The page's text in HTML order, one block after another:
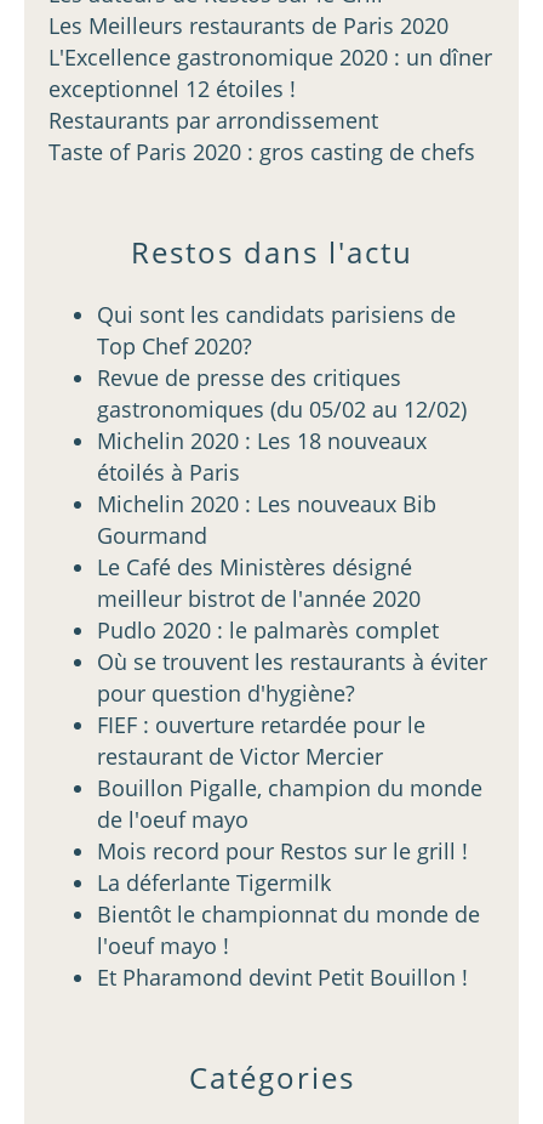
Catégories
Les Meilleurs restaurants de Paris 2020
L'Excellence gastronomique 2020 : un dîner
exceptionnel 12 étoiles !
Restaurants par arrondissement
Taste of Paris 2020 : gros casting de chefs
Restos dans l'actu
Qui sont les candidats parisiens de
Top Chef 2020?
Revue de presse des critiques
gastronomiques (du 05/02 au 12/02)
Michelin 2020 : Les 18 nouveaux
étoilés à Paris
Michelin 2020 : Les nouveaux Bib
Gourmand
Le Café des Ministères désigné
meilleur bistrot de l'année 2020
Pudlo 2020 : le palmarès complet
Où se trouvent les restaurants à éviter
pour question d'hygiène?
FIEF : ouverture retardée pour le
restaurant de Victor Mercier
Bouillon Pigalle, champion du monde
de l'oeuf mayo
Mois record pour Restos sur le grill !
La déferlante Tigermilk
Bientôt le championnat du monde de
l'oeuf mayo !
Et Pharamond devint Petit Bouillon !